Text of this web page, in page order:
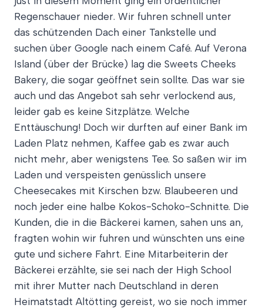
Regenschauer nieder. Wir fuhren schnell unter
das schützenden Dach einer Tankstelle und
suchen über Google nach einem Café. Auf Verona
Island (über der Brücke) lag die Sweets Cheeks
Bakery, die sogar geöffnet sein sollte. Das war sie
auch und das Angebot sah sehr verlockend aus,
leider gab es keine Sitzplätze. Welche
Enttäuschung! Doch wir durften auf einer Bank im
Laden Platz nehmen, Kaffee gab es zwar auch
nicht mehr, aber wenigstens Tee. So saßen wir im
Laden und verspeisten genüsslich unsere
Cheesecakes mit Kirschen bzw. Blaubeeren und
noch jeder eine halbe Kokos-Schoko-Schnitte. Die
Kunden, die in die Bäckerei kamen, sahen uns an,
fragten wohin wir fuhren und wünschten uns eine
gute und sichere Fahrt. Eine Mitarbeiterin der
Bäckerei erzählte, sie sei nach der High School
mit ihrer Mutter nach Deutschland in deren
Heimatstadt Altötting gereist, wo sie noch immer